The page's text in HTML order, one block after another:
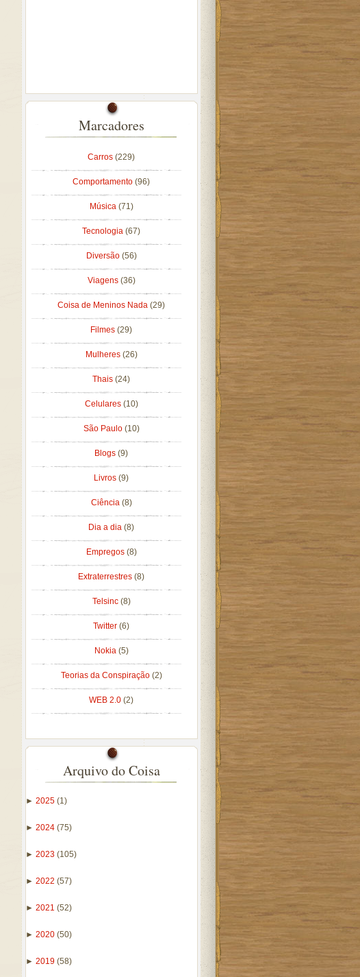
Marcadores
Carros (229)
Comportamento (96)
Música (71)
Tecnologia (67)
Diversão (56)
Viagens (36)
Coisa de Meninos Nada (29)
Filmes (29)
Mulheres (26)
Thais (24)
Celulares (10)
São Paulo (10)
Blogs (9)
Livros (9)
Ciência (8)
Dia a dia (8)
Empregos (8)
Extraterrestres (8)
Telsinc (8)
Twitter (6)
Nokia (5)
Teorias da Conspiração (2)
WEB 2.0 (2)
Arquivo do Coisa
► 2025 (1)
► 2024 (75)
► 2023 (105)
► 2022 (57)
► 2021 (52)
► 2020 (50)
► 2019 (58)